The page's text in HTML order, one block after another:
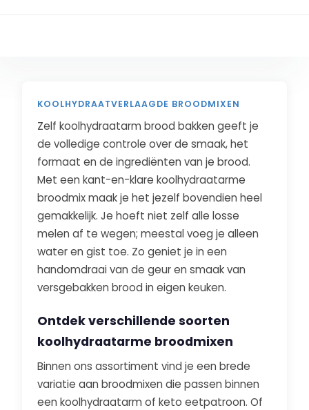
KOOLHYDRAATVERLAAGDE BROODMIXEN
Zelf koolhydraatarm brood bakken geeft je
de volledige controle over de smaak, het
formaat en de ingrediënten van je brood.
Met een kant-en-klare koolhydraatarme
broodmix maak je het jezelf bovendien heel
gemakkelijk. Je hoeft niet zelf alle losse
melen af te wegen; meestal voeg je alleen
water en gist toe. Zo geniet je in een
handomdraai van de geur en smaak van
versgebakken brood in eigen keuken.
Ontdek verschillende soorten
koolhydraatarme broodmixen
Binnen ons assortiment vind je een brede
variatie aan broodmixen die passen binnen
een koolhydraatarm of keto eetpatroon. Of